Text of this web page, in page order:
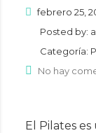
febrero 25,
Posted by:
Categoría:
No hay
El Pilates